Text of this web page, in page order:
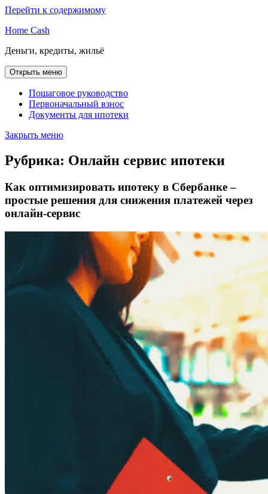
Перейти к содержимому
Home Cash
Деньги, кредиты, жильё
Открыть меню
Пошаговое руководство
Первоначальный взнос
Документы для ипотеки
Закрыть меню
Рубрика: Онлайн сервис ипотеки
Как оптимизировать ипотеку в Сбербанке –
простые решения для снижения платежей через
онлайн-сервис